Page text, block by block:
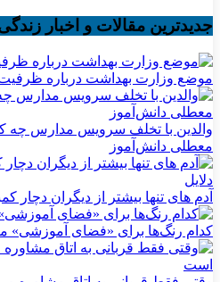
جدیدترین مقالات و اخبار
موضع وزارت بهداشت درباره ظرفیت
والدین با تخلف سرویس مدارس چه
معطلی دانش‌آموز
آدم های تنها بیشتر از دیگران دچار
کدام رنگ‌ها برای «فضای آموزشی»